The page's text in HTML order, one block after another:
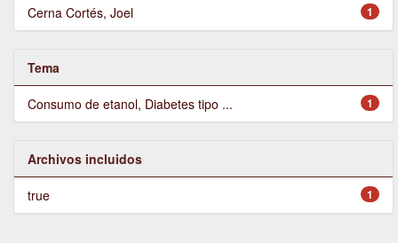
1
Cerna Cortés, Joel
Tema
1
Consumo de etanol, Diabetes tipo ...
Archivos incluidos
1
true